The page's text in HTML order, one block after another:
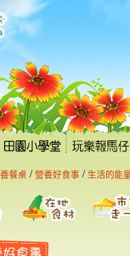
餐桌 / 營養好食事 / 生活的能